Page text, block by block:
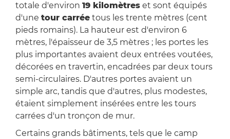
totale d'environ 19 kilomètreset sont équipés
d'une tour carréetous les trente mètres (cent
pieds romains). La hauteur est d'environ 6
mètres, l'épaisseur de 3,5 mètres ; les portes les
plus importantes avaient deux entrées voutées,
décorées en travertin, encadrées par deux tours
semi-circulaires. D'autres portes avaient un
simple arc, tandis que d'autres, plus modestes,
étaient simplement insérées entre les tours
carrées d'un tronçon de mur.
Certains grands bâtiments, tels que le camp